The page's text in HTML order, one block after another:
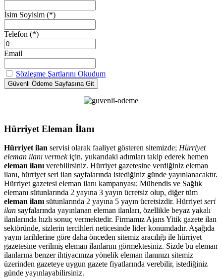
İsim Soyisim (*)
Telefon (*)
Email
Sözleşme Şartlarını Okudum
Hürriyet Eleman İlanı
Hürriyet ilan servisi olarak faaliyet gösteren sitemizde; Hürriyet
eleman ilanı vermekiçin, yukarıdaki adımları takip ederek hemen
eleman ilanı verebilirsiniz. Hürriyet gazetesine verdiğiniz eleman
ilanı, hürriyet seri ilan sayfalarında istediğiniz günde yayınlanacaktır.
Hürriyet gazetesi eleman ilanı kampanyası; Mühendis ve Sağlık
elemanı sütunlarında 2 yayına 3 yayın ücretsiz olup, diğer tüm
eleman ilanı sütunlarında 2 yayına 5 yayın ücretsizdir. Hürriyet seri
ilan sayfalarında yayınlanan eleman ilanları, özellikle beyaz yakalı
ilanlarında hızlı sonuç vermektedir. Firmamız Ajans Yitik gazete ilan
sektöründe, sizlerin tercihleri neticesinde lider konumdadır. Aşağıda
yayın tarihlerine göre daha önceden sitemiz aracılığı ile hürriyet
gazetesine verilmiş eleman ilanlarını görmektesiniz. Sizde bu eleman
ilanlarına benzer ihtiyacınıza yönelik eleman ilanınızı sitemiz
üzerinden gazeteye uygun gazete fiyatlarında verebilir, istediğiniz
günde yayınlayabilirsiniz.